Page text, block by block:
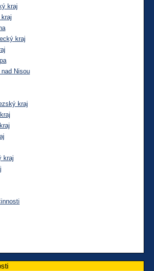
kraj
kraj
Nisou
kraj
kraj